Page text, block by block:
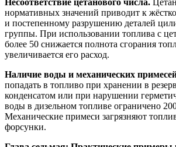
нормативных значений приводит к
и постепенному разрушению деталей
группы. При использовании топлива с
более 50 снижается полнота сгорания
увеличивается его расход.
Наличие воды и механических
попадать в топливо при хранении в
конденсатом или при нарушении
воды в дизельном топливе ограничено
Механические примеси загрязняют
форсунки.